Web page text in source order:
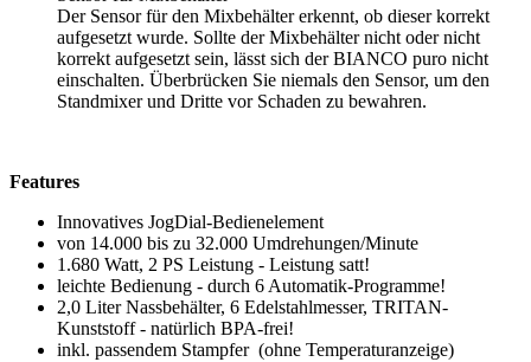
Der Sensor für den Mixbehälter erkennt, ob dieser korrekt
aufgesetzt wurde. Sollte der Mixbehälter nicht oder nicht
korrekt aufgesetzt sein, lässt sich der BIANCO puro nicht
einschalten. Überbrücken Sie niemals den Sensor, um den
Standmixer und Dritte vor Schaden zu bewahren.
Features
Innovatives JogDial-Bedienelement
von 14.000 bis zu 32.000 Umdrehungen/Minute
1.680 Watt, 2 PS Leistung - Leistung satt!
leichte Bedienung - durch 6 Automatik-Programme!
2,0 Liter Nassbehälter, 6 Edelstahlmesser, TRITAN-
Kunststoff - natürlich BPA-frei!
inkl. passendem Stampfer (ohne Temperaturanzeige)